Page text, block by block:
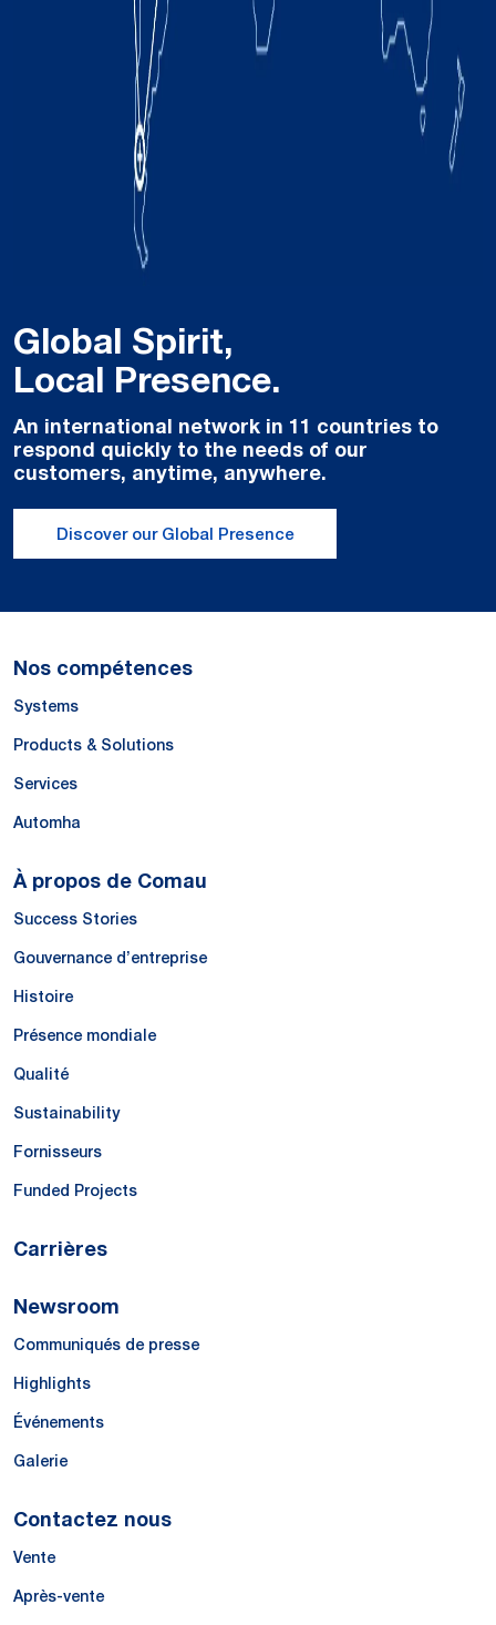
Global Spirit,
Local Presence.
An international network in 11 countries to
respond quickly to the needs of our
customers, anytime, anywhere.
Discover our Global Presence
Nos compétences
Systems
Products & Solutions
Services
Automha
À propos de Comau
Success Stories
Gouvernance d’entreprise
Histoire
Présence mondiale
Qualité
Sustainability
Fornisseurs
Funded Projects
Carrières
Newsroom
Communiqués de presse
Highlights
Événements
Galerie
Contactez nous
Vente
Après-vente